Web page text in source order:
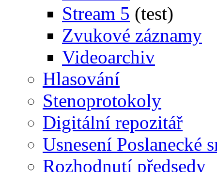
Stream 5 (test)
Zvukové záznamy
Videoarchiv
Hlasování
Stenoprotokoly
Digitální repozitář
Usnesení Poslanecké
Rozhodnutí předsedy